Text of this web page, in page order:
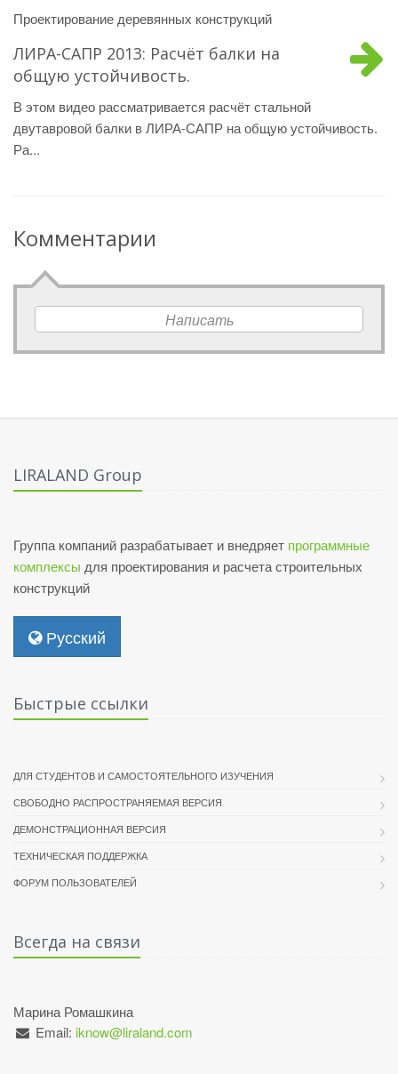
Проектирование деревянных конструкций
ЛИРА-САПР 2013: Расчёт балки на
общую устойчивость.
В этом видео рассматривается расчёт стальной
двутавровой балки в ЛИРА-САПР на общую устойчивость.
Ра...
Комментарии
Написать
LIRALAND Group
Группа компаний разрабатывает и внедряет программные
комплексы для проектирования и расчета строительных
конструкций
Русский
Быстрые ссылки
ДЛЯ СТУДЕНТОВ И САМОСТОЯТЕЛЬНОГО ИЗУЧЕНИЯ
СВОБОДНО РАСПРОСТРАНЯЕМАЯ ВЕРСИЯ
ДЕМОНСТРАЦИОННАЯ ВЕРСИЯ
ТЕХНИЧЕСКАЯ ПОДДЕРЖКА
ФОРУМ ПОЛЬЗОВАТЕЛЕЙ
Всегда на связи
Марина Ромашкина
Email: iknow@liraland.com